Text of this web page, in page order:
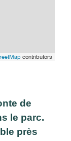
contributors
de
le parc.
près